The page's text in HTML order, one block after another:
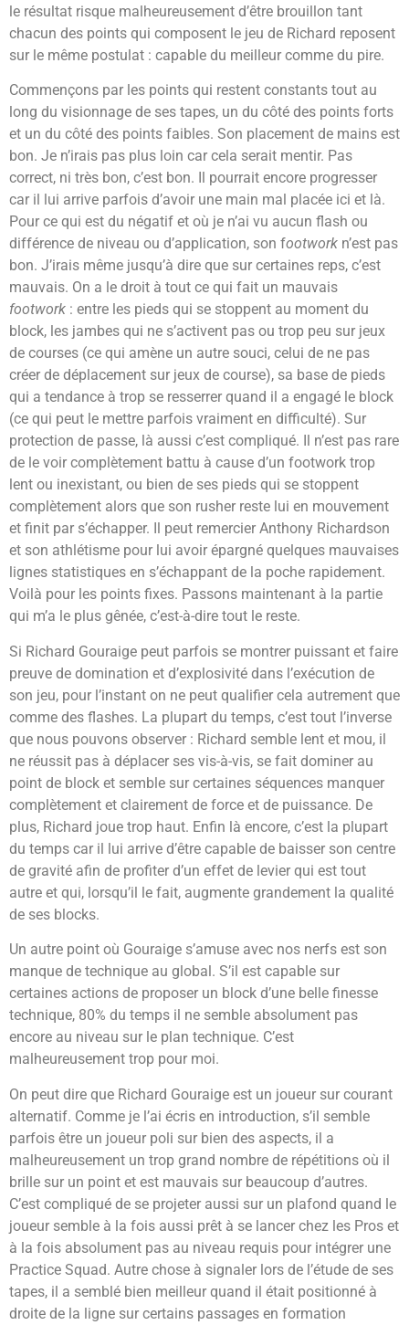
le résultat risque malheureusement d’être brouillon tant
chacun des points qui composent le jeu de Richard reposent
sur le même postulat : capable du meilleur comme du pire.
Commençons par les points qui restent constants tout au
long du visionnage de ses tapes, un du côté des points forts
et un du côté des points faibles. Son placement de mains est
bon. Je n’irais pas plus loin car cela serait mentir. Pas
correct, ni très bon, c’est bon. Il pourrait encore progresser
car il lui arrive parfois d’avoir une main mal placée ici et là.
Pour ce qui est du négatif et où je n’ai vu aucun flash ou
différence de niveau ou d’application, son footwork n’est pas
bon. J’irais même jusqu’à dire que sur certaines reps, c’est
mauvais. On a le droit à tout ce qui fait un mauvais
footwork : entre les pieds qui se stoppent au moment du
block, les jambes qui ne s’activent pas ou trop peu sur jeux
de courses (ce qui amène un autre souci, celui de ne pas
créer de déplacement sur jeux de course), sa base de pieds
qui a tendance à trop se resserrer quand il a engagé le block
(ce qui peut le mettre parfois vraiment en difficulté). Sur
protection de passe, là aussi c’est compliqué. Il n’est pas rare
de le voir complètement battu à cause d’un footwork trop
lent ou inexistant, ou bien de ses pieds qui se stoppent
complètement alors que son rusher reste lui en mouvement
et finit par s’échapper. Il peut remercier Anthony Richardson
et son athlétisme pour lui avoir épargné quelques mauvaises
lignes statistiques en s’échappant de la poche rapidement.
Voilà pour les points fixes. Passons maintenant à la partie
qui m’a le plus gênée, c’est-à-dire tout le reste.
Si Richard Gouraige peut parfois se montrer puissant et faire
preuve de domination et d’explosivité dans l’exécution de
son jeu, pour l’instant on ne peut qualifier cela autrement que
comme des flashes. La plupart du temps, c’est tout l’inverse
que nous pouvons observer : Richard semble lent et mou, il
ne réussit pas à déplacer ses vis-à-vis, se fait dominer au
point de block et semble sur certaines séquences manquer
complètement et clairement de force et de puissance. De
plus, Richard joue trop haut. Enfin là encore, c’est la plupart
du temps car il lui arrive d’être capable de baisser son centre
de gravité afin de profiter d’un effet de levier qui est tout
autre et qui, lorsqu’il le fait, augmente grandement la qualité
de ses blocks.
Un autre point où Gouraige s’amuse avec nos nerfs est son
manque de technique au global. S’il est capable sur
certaines actions de proposer un block d’une belle finesse
technique, 80% du temps il ne semble absolument pas
encore au niveau sur le plan technique. C’est
malheureusement trop pour moi.
On peut dire que Richard Gouraige est un joueur sur courant
alternatif. Comme je l’ai écris en introduction, s’il semble
parfois être un joueur poli sur bien des aspects, il a
malheureusement un trop grand nombre de répétitions où il
brille sur un point et est mauvais sur beaucoup d’autres.
C’est compliqué de se projeter aussi sur un plafond quand le
joueur semble à la fois aussi prêt à se lancer chez les Pros et
à la fois absolument pas au niveau requis pour intégrer une
Practice Squad. Autre chose à signaler lors de l’étude de ses
tapes, il a semblé bien meilleur quand il était positionné à
droite de la ligne sur certains passages en formation